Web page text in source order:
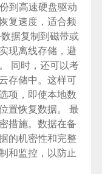
到高速硬盘驱动
复速度，适合频
据复制到磁带或
现离线存储，避
同时，还可以考
存储中。这样可
项，即使本地数
置恢复数据。 最
措施。数据在备
的机密性和完整
和监控，以防止